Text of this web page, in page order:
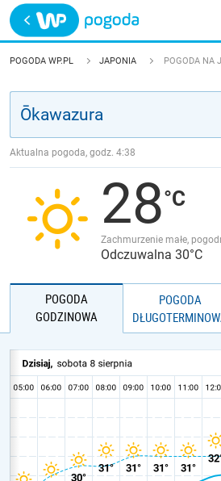
Trwa ładowanie
POLSKA
JAKOŚĆ POWIETRZA
POGODA WP.PL JAPONIA POGODA NA
Aktualna pogoda, godz. 4:38
28
Zachmurzenie małe,
Odczuwalna 30°C
POGODA
GODZINOWA
POGODA